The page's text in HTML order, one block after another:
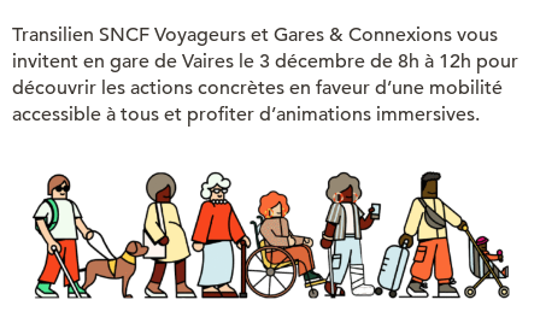
Transilien SNCF Voyageurs et Gares & Connexions vous
invitent en gare de Vaires le 3 décembre de 8h à 12h pour
découvrir les actions concrètes en faveur d’une mobilité
accessible à tous et profiter d’animations immersives.